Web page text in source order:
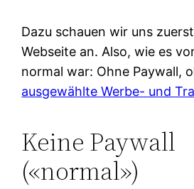
Dazu schauen wir uns
Webseite an. Also, wie es
normal war: Ohne Paywall,
ausgewählte Werbe- und
Keine Paywall
(«normal»)